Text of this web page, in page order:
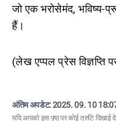
जो एक भरोसेमंद, भविष्य-
हैं।
(लेख एप्पल प्रेस विज्ञप्ति
अंतिम अपडेट:2025. 09. 10
यदि आपको इस पृष्ठ पर कोई त्रुटि दिखाई